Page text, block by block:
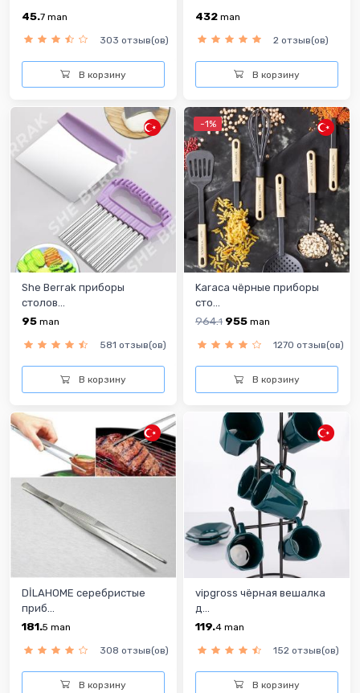
45.7 man
303 отзыв(ов)
В корзину
432 man
2 отзыв(ов)
В корзину
She Berrak приборы
столов...
95 man
581 отзыв(ов)
В корзину
-1%
Karaca чёрные приборы
сто...
964.1 955 man
1270 отзыв(ов)
В корзину
DİLAHOME cеребристые
приб...
181.5 man
308 отзыв(ов)
В корзину
vipgross чёрная вешалка
д...
119.4 man
152 отзыв(ов)
В корзину